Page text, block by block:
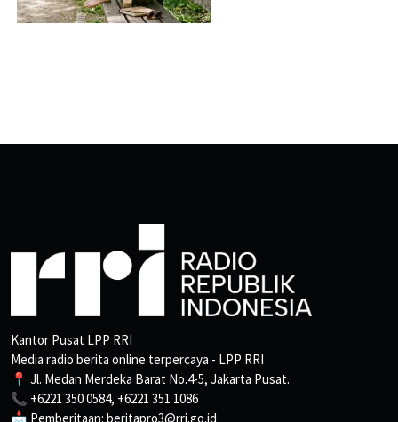
Kantor Pusat LPP RRI
Media radio berita online terpercaya - LPP RRI
📍 Jl. Medan Merdeka Barat No.4-5, Jakarta Pusat.
📞 +6221 350 0584, +6221 351 1086
📩 Pemberitaan: beritapro3@rri.go.id